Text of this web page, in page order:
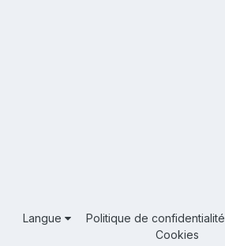
Langue Politique de confidentialité
Cookies